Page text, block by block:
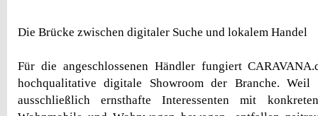
Die Brücke zwischen digitaler Suche und lokalem Handel
Für die angeschlossenen Händler fungiert
hochqualitative digitale Showroom der Branche.
ausschließlich ernsthafte Interessenten mit